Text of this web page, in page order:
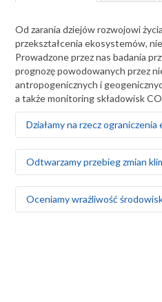
Od zarania dziejów rozwojowi
przekształcenia ekosystemów,
Prowadzone przez nas badania
prognozę powodowanych przez
antropogenicznych i
a także monitoring składowisk CO
Działamy na rzecz
Analizujemy opcje
wspomagania ich
Lokalizację podziemnych
Opracowujemy program
Odtwarzamy przebieg zmian
Odtwarzamy zmiany
skutek globalnego
Oceniamy wrażliwość